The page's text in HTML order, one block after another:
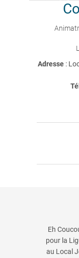
Adresse :
Eh
pour la
au Local